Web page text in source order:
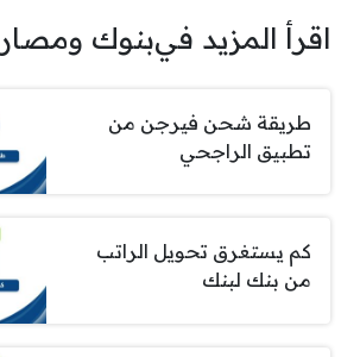
اقرأ المزيد فيبنوك
طريقة شحن فيرجن من
تطبيق الراجحي
كم يستغرق تحويل الراتب
من بنك لبنك